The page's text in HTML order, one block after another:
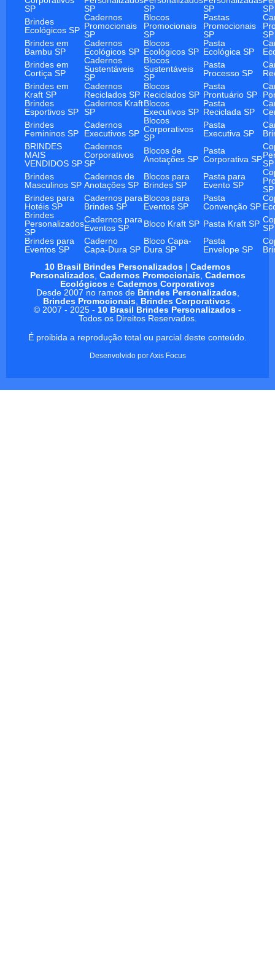
SP
SP
SP
SP
SP
Brindes
Ecológicos SP
Cadernos
Promocionais
SP
Blocos
Promocionais
SP
Pastas
Promocionais
SP
SP
Brindes em
Bambu SP
Cadernos
Ecológicos SP
Blocos
Ecológicos SP
Pasta
Ecológica SP
Brindes em
Cortiça SP
Cadernos
Sustentáveis
SP
Blocos
Sustentáveis
SP
Pasta
Processo SP
Brindes em
Kraft SP
Cadernos
Reciclados SP
Blocos
Reciclados SP
Pasta
Prontuário SP
Brindes
Esportivos SP
Cadernos Kraft
SP
Blocos
Executivos SP
Pasta
Reciclada SP
Brindes
Femininos SP
Cadernos
Executivos SP
Blocos
Corporativos
SP
Pasta
Executiva SP
BRINDES
MAIS
VENDIDOS SP
Cadernos
Corporativos
SP
Blocos de
Anotações SP
Pasta
Corporativa SPSP
Brindes
Masculinos SP
Cadernos de
Anotações SP
Blocos para
Brindes SP
Pasta para
Evento SP
SP
Brindes para
Hotéis SP
Cadernos para
Brindes SP
Blocos para
Eventos SP
Pasta
Convenção SP
Brindes
Personalizados
SP
Cadernos para
Eventos SP
Bloco Kraft SP Pasta Kraft SP SP
Brindes para
Eventos SP
Caderno
Capa-Dura SP
Bloco Capa-
Dura SP
Pasta
Envelope SP
10 Brasil Brindes Personalizados| Cadernos
Personalizados, Cadernos Promocionais, Cadernos
Ecológicos e Cadernos Corporativos
Desde 2007 no ramos de Brindes Personalizados,
Brindes Promocionais, Brindes Corporativos.
© 2007 - 2025 - 10 Brasil Brindes Personalizados -
Todos os Direitos Reservados.
É proibida a reprodução total ou parcial deste conteúdo.
Desenvolvido porAxis Focus